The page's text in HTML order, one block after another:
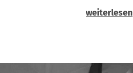
weiterlesen